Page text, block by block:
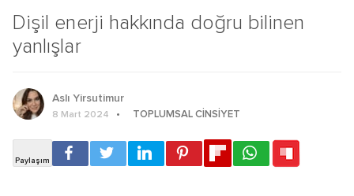
Dişil enerji hakkında doğru bilinen
yanlışlar
Aslı Yirsutimur
8 Mart 2024 TOPLUMSAL CINSIYET